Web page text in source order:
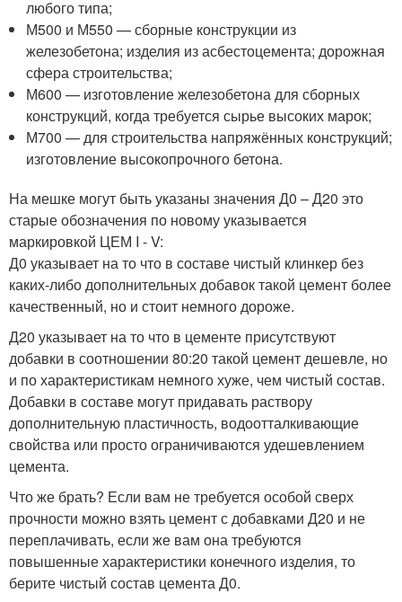
любого типа;
М500 и М550 — сборные конструкции из
железобетона; изделия из асбестоцемента; дорожная
сфера строительства;
М600 — изготовление железобетона для сборных
конструкций, когда требуется сырье высоких марок;
М700 — для строительства напряжённых конструкций;
изготовление высокопрочного бетона.
На мешке могут быть указаны значения Д0 – Д20 это
старые обозначения по новому указывается
маркировкой ЦЕМ I - V:
Д0 указывает на то что в составе чистый клинкер без
каких-либо дополнительных добавок такой цемент более
качественный, но и стоит немного дороже.
Д20 указывает на то что в цементе присутствуют
добавки в соотношении 80:20 такой цемент дешевле, но
и по характеристикам немного хуже, чем чистый состав.
Добавки в составе могут придавать раствору
дополнительную пластичность, водоотталкивающие
свойства или просто ограничиваются удешевлением
цемента.
Что же брать? Если вам не требуется особой сверх
прочности можно взять цемент с добавками Д20 и не
переплачивать, если же вам она требуются
повышенные характеристики конечного изделия, то
берите чистый состав цемента Д0.